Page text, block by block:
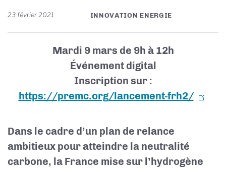
23 février 2021 INNOVATION ENERGIE
Mardi 9 mars de 9h à 12h
Événement digital
Inscription sur :
https://premc.org/lancement-frh2/
Dans le cadre d’un plan de relance
ambitieux pour atteindre la neutralité
carbone, la France mise sur l’hydrogène